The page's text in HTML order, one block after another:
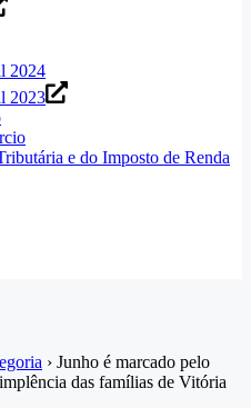
2024
2023
e do Imposto de Renda
› Junho é marcado pelo
das famílias de Vitória